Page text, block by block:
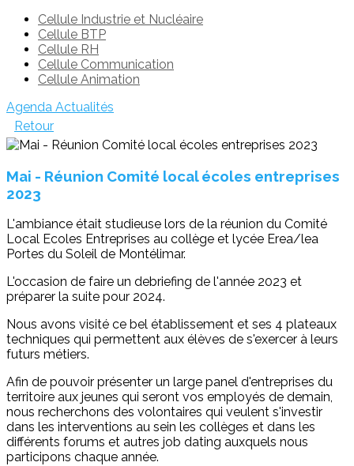
Cellule Industrie et Nucléaire
Cellule BTP
Cellule RH
Cellule Communication
Cellule Animation
Agenda Actualités
Retour
Mai - Réunion Comité local écoles entreprises
2023
L'ambiance était studieuse lors de la réunion du Comité
Local Ecoles Entreprises au collège et lycée Erea/lea
Portes du Soleil de Montélimar.
L'occasion de faire un debriefing de l'année 2023 et
préparer la suite pour 2024.
Nous avons visité ce bel établissement et ses 4 plateaux
techniques qui permettent aux élèves de s'exercer à leurs
futurs métiers.
Afin de pouvoir présenter un large panel d'entreprises du
territoire aux jeunes qui seront vos employés de demain,
nous recherchons des volontaires qui veulent s'investir
dans les interventions au sein les collèges et dans les
différents forums et autres job dating auxquels nous
participons chaque année.